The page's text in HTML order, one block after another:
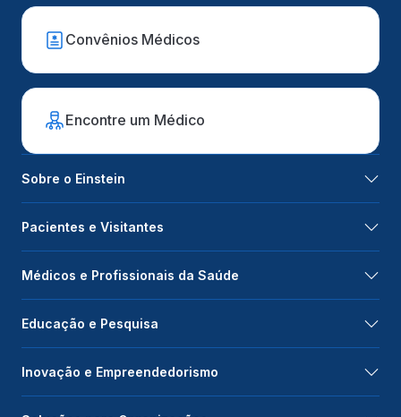
Convênios Médicos
Encontre um Médico
Sobre o Einstein
Pacientes e Visitantes
Médicos e Profissionais da Saúde
Educação e Pesquisa
Inovação e Empreendedorismo